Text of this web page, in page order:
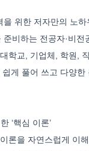
위한 저자만의 노하
비하는 전공자·비
학교, 기업체, 학원,
게 풀어 쓰고 다양
‘핵심 이론’
론을 자연스럽게 이